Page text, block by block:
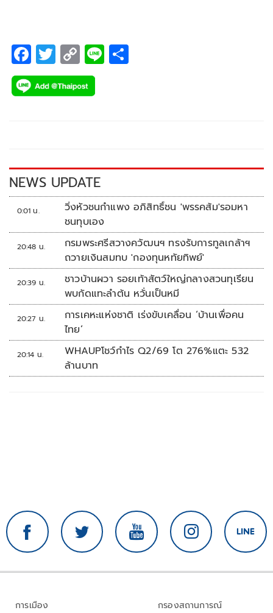
F
ac
e
k
T
wi
tt
C
o
p
k
Li
NEWS UPDATE
0:01 น.
วิ่งหัวชนกำแพง อภิสิทธิ์ชน 'พรรคส้ม'รอมหา
ชนทุบเอง
20:48 น.
กรมพระศรีสวางควัฒนฯ ทรงรับการทูลเกล้าฯ
ถวายเงินสมทบ 'กองทุนหทัยทิพย์'
20:39 น.
ชาวบ้านผวา รอยเท้าสัตว์ใหญ่กลางสวนทุเรียน
พบกัดแทะลำต้น หวั่นเป็นหมี
20:27 น.
การเคหะแห่งชาติ เร่งขับเคลื่อน ‘บ้านเพื่อคน
ไทย’
20:14 น.
WHAUPโชว์กำไร Q2/69 โต 276%แตะ 532
ล้านบาท
การเมือง
กรองสถานการณ์